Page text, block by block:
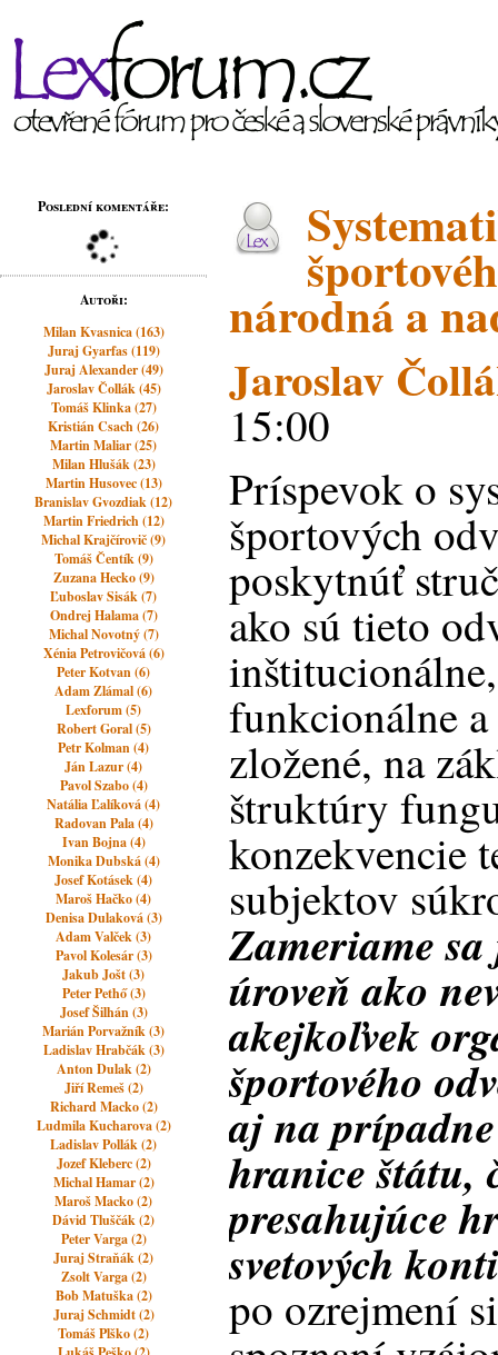
Poslední komentáře:
Autoři:
Milan Kvasnica (163)
Juraj Gyarfas (119)
Juraj Alexander (49)
Jaroslav Čollák (45)
Tomáš Klinka (27)
Kristián Csach (26)
Martin Maliar (25)
Milan Hlušák (23)
Martin Husovec (13)
Branislav Gvozdiak (12)
Martin Friedrich (12)
Michal Krajčírovič (9)
Tomáš Čentík (9)
Zuzana Hecko (9)
Ľuboslav Sisák (7)
Ondrej Halama (7)
Michal Novotný (7)
Xénia Petrovičová (6)
Peter Kotvan (6)
Adam Zlámal (6)
Lexforum (5)
Robert Goral (5)
Petr Kolman (4)
Ján Lazur (4)
Pavol Szabo (4)
Natália Ľalíková (4)
Radovan Pala (4)
Ivan Bojna (4)
Monika Dubská (4)
Josef Kotásek (4)
Maroš Hačko (4)
Denisa Dulaková (3)
Adam Valček (3)
Pavol Kolesár (3)
Jakub Jošt (3)
Peter Pethő (3)
Josef Šilhán (3)
Marián Porvažník (3)
Ladislav Hrabčák (3)
Anton Dulak (2)
Jiří Remeš (2)
Richard Macko (2)
Ludmila Kucharova (2)
Ladislav Pollák (2)
Jozef Kleberc (2)
Michal Hamar (2)
Maroš Macko (2)
Dávid Tluščák (2)
Peter Varga (2)
Juraj Straňák (2)
Zsolt Varga (2)
Bob Matuška (2)
Juraj Schmidt (2)
Tomáš Plško (2)
národná a
Jaroslav
15:00
Príspevok o
športových
poskytnúť
ako sú tieto
funkcionálne
zložené, na
štruktúry
konzekvencie
subjektov
Zameriame
úroveň ako
akejkoľvek
športového
aj na
hranice štátu,
presahujúce
svetových
po ozrejmení